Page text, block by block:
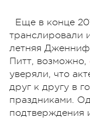
Еще в конце
транслировали
летняя
Питт, возможно,
уверяли, что
друг к другу в
праздниками.
подтверждения